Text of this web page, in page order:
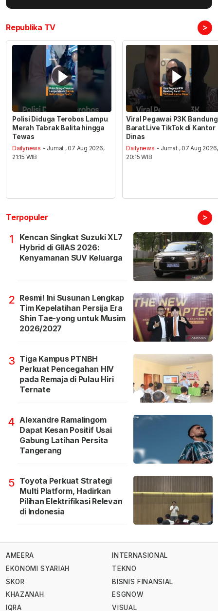
Republika TV >
Polisi Diduga Terobos Lampu
Merah Tabrak Balita hingga
Tewas
Dailynews - Jumat , 07 Aug 2026,
21:15 WIB
Viral Pegawai P3K Bandung
Barat Live TikTok di Kantor
Dinas
Dailynews - Jumat , 07 Aug 2026,
20:15 WIB
Terpopuler >
1
Kencan Singkat Suzuki XL7
Hybrid di GIIAS 2026:
Kenyamanan SUV Keluarga
2 Resmi! Ini Susunan Lengkap
Tim Kepelatihan Persija Era
Shin Tae-yong untuk Musim
2026/2027
3 Tiga Kampus PTNBH
Perkuat Pencegahan HIV
pada Remaja di Pulau Hiri
Ternate
4 Alexandre Ramalingom
Dapat Kesan Positif Usai
Gabung Latihan Persita
Tangerang
5 Toyota Perkuat Strategi
Multi Platform, Hadirkan
Pilihan Elektrifikasi Relevan
di Indonesia
AMEERA
EKONOMI SYARIAH
SKOR
KHAZANAH
IQRA
INTERNASIONAL
TEKNO
BISNIS FINANSIAL
ESGNOW
VISUAL